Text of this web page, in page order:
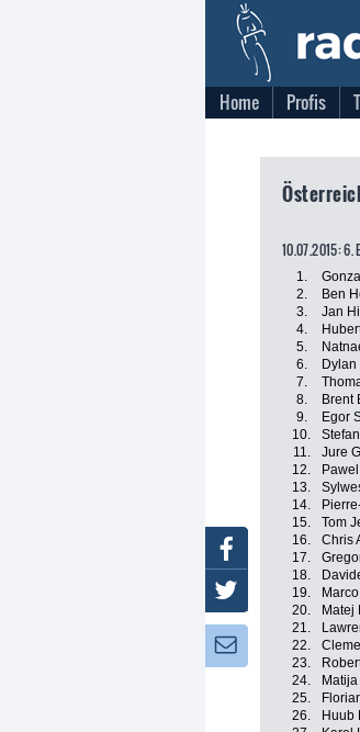
Home Profis
10.07.2015: 6.
1.
2.
Ben
3.
Jan
4.
5.
6.
7.
8.
Brent
9.
Egor
10.
11.
Jure
12.
13.
14.
15.
Tom
16.
Chris
17.
18.
19.
20.
Matej
21.
22.
23.
24.
25.
26.
Huub
Facebook
Twitter
Newsletter: